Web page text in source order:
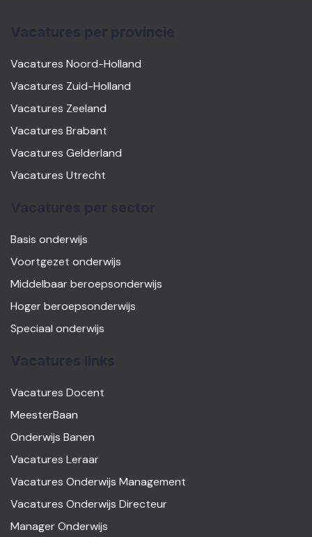
Vacatures Noord-Holland
Vacatures Zuid-Holland
Vacatures Zeeland
Vacatures Brabant
Vacatures Gelderland
Vacatures Utrecht
Basis onderwijs
Voortgezet onderwijs
Middelbaar beroepsonderwijs
Hoger beroepsonderwijs
Speciaal onderwijs
Vacatures Docent
MeesterBaan
Onderwijs Banen
Vacatures Leraar
Vacatures Onderwijs Management
Vacatures Onderwijs Directeur
Manager Onderwijs